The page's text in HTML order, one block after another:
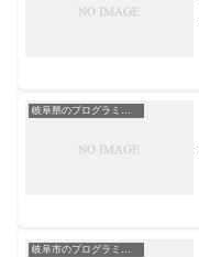
岐阜県のプログラミング教室